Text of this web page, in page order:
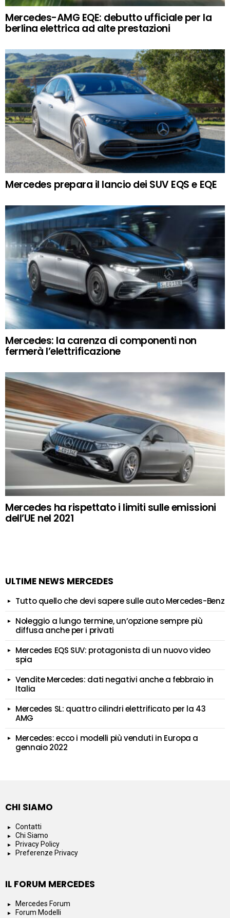
Mercedes-AMG EQE: debutto ufficiale per la
berlina elettrica ad alte prestazioni
Mercedes prepara il lancio dei SUV EQS e EQE
Mercedes: la carenza di componenti non
fermerà l’elettrificazione
Mercedes ha rispettato i limiti sulle emissioni
dell’UE nel 2021
ULTIME NEWS MERCEDES
Tutto quello che devi sapere sulle auto Mercedes-Benz
Noleggio a lungo termine, un’opzione sempre più
diffusa anche per i privati
Mercedes EQS SUV: protagonista di un nuovo video
spia
Vendite Mercedes: dati negativi anche a febbraio in
Italia
Mercedes SL: quattro cilindri elettrificato per la 43
AMG
Mercedes: ecco i modelli più venduti in Europa a
gennaio 2022
CHI SIAMO
Contatti
Chi Siamo
Privacy Policy
Preferenze Privacy
IL FORUM MERCEDES
Mercedes Forum
Forum Modelli